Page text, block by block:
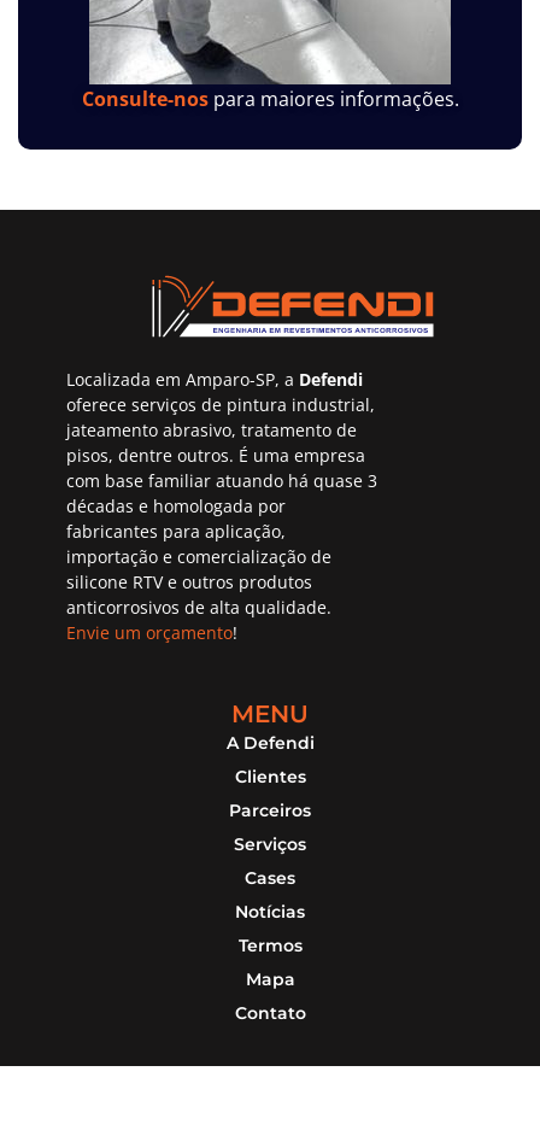
Consulte-nospara maiores informações.
Localizada em Amparo-SP, a Defendi
oferece serviços de pintura industrial,
jateamento abrasivo, tratamento de
pisos, dentre outros. É uma empresa
com base familiar atuando há quase 3
décadas e homologada por
fabricantes para aplicação,
importação e comercialização de
silicone RTV e outros produtos
anticorrosivos de alta qualidade.
Envie um orçamento!
MENU
A Defendi
Clientes
Parceiros
Serviços
Cases
Notícias
Termos
Mapa
Contato